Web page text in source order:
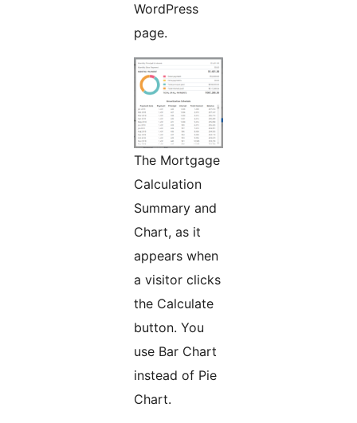
WordPress
page.
The Mortgage
Calculation
Summary and
Chart, as it
appears when
a visitor clicks
the Calculate
button. You
use Bar Chart
instead of Pie
Chart.